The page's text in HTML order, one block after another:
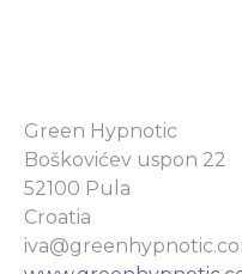
Green Hypnotic
Boškovićev uspon 22
52100 Pula
Croatia